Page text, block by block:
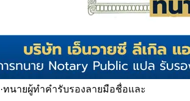
·ทนายผู้ทำคำรับรองลายมือชื่อและ